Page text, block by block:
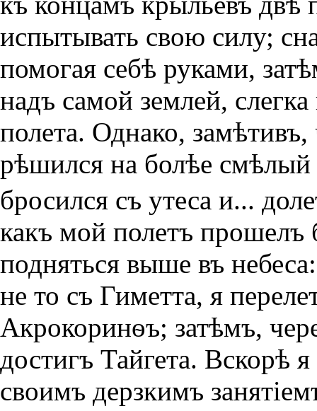
испытывать свою силу;
помогая себѣ руками,
надъ самой землей,
полета. Однако,
рѣшился на болѣе
бросился съ утеса и...
какъ мой полетъ прошелъ
подняться выше въ
не то съ Гиметта, я
Акрокоринѳъ; затѣмъ,
достигъ Тайгета. Вскорѣ
своимъ дерзкимъ